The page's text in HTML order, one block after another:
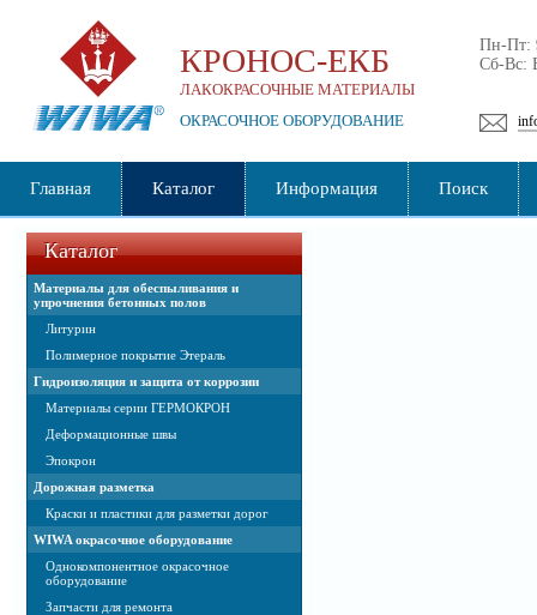
КРОНОС-ЕКБ
ЛАКОКРАСОЧНЫЕ МАТЕРИАЛЫ
ОКРАСОЧНОЕ ОБОРУДОВАНИЕ
Пн-Пт:
Сб-Вс:
Главная Каталог Информация Поиск
Каталог
Материалы для обеспыливания и
упрочнения бетонных полов
Литурин
Полимерное покрытие Этераль
Гидроизоляция и защита от коррозии
Материалы серии ГЕРМОКРОН
Деформационные швы
Эпокрон
Дорожная разметка
Краски и пластики для разметки дорог
WIWA окрасочное оборудование
Однокомпонентное окрасочное
оборудование
Запчасти для ремонта